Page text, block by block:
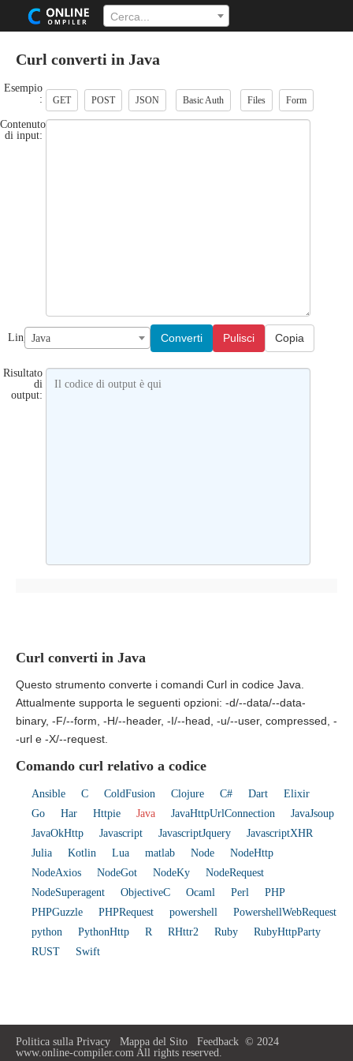
Cerca...
Curl converti in Java
Esempio
:
GET POST JSON Basic Auth Files Form
Contenuto
di input:
Lingua:Java Converti Pulisci Copia
Risultato
di
output:
Il codice di output è qui
Curl converti in Java
Questo strumento converte i comandi Curl in codice Java.
Attualmente supporta le seguenti opzioni: -d/--data/--data-
binary, -F/--form, -H/--header, -I/--head, -u/--user, compressed, -
-url e -X/--request.
Comando curl relativo a codice
Ansible C ColdFusion Clojure C# Dart
Elixir
Go
Har Httpie Java JavaHttpUrlConnection
JavaJsoup
JavaOkHttp
Javascript JavascriptJquery
JavascriptXHR
Julia
Kotlin Lua matlab Node
NodeHttp
NodeAxios
NodeGot NodeKy
NodeRequest
NodeSuperagent
ObjectiveC Ocaml Perl
PHP
PHPGuzzle
PHPRequest powershell
PowershellWebRequest
python
PythonHttp R RHttr2 Ruby
RubyHttpParty
RUST
Swift
Politica sulla Privacy Mappa del Sito Feedback © 2024
www.online-compiler.com All rights reserved.